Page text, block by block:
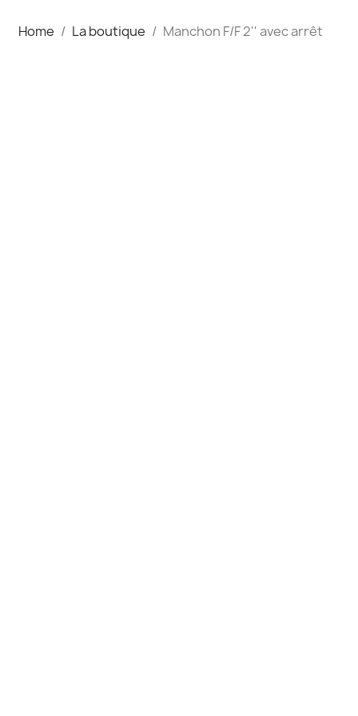
Home La boutique Manchon F/F 2'' avec arrêt